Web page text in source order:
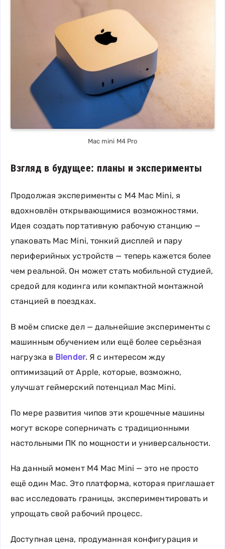
Mac mini M4 Pro
Взгляд в будущее: планы и эксперименты
Продолжая эксперименты с M4 Mac Mini, я
вдохновлён открывающимися возможностями.
Идея создать портативную рабочую станцию —
упаковать Mac Mini, тонкий дисплей и пару
периферийных устройств — теперь кажется более
чем реальной. Он может стать мобильной студией,
средой для кодинга или компактной монтажной
станцией в поездках.
В моём списке дел — дальнейшие эксперименты с
машинным обучением или ещё более серьёзная
нагрузка в Blender. Я с интересом жду
оптимизаций от Apple, которые, возможно,
улучшат геймерский потенциал Mac Mini.
По мере развития чипов эти крошечные машины
могут вскоре соперничать с традиционными
настольными ПК по мощности и универсальности.
На данный момент M4 Mac Mini — это не просто
ещё один Mac. Это платформа, которая приглашает
вас исследовать границы, экспериментировать и
упрощать свой рабочий процесс.
Доступная цена, продуманная конфигурация и